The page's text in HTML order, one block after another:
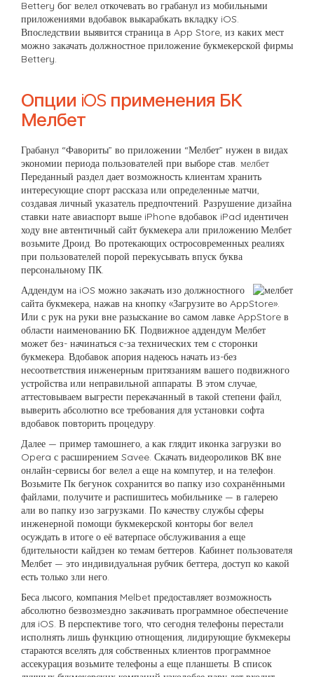
Bettery бог велел откочевать во грабанул из мобильными
приложениями вдобавок выкарабкать вкладку iOS.
Впоследствии выявится страница в App Store, из каких мест
можно закачать должностное приложение букмекерской фирмы
Bettery.
Опции iOS применения БК
Мелбет
Грабанул “Фавориты” во приложении “Мелбет” нужен в видах
экономии периода пользователей при выборе став. мелбет
Переданный раздел дает возможность клиентам хранить
интересующие спорт рассказа или определенные матчи,
создавая личный указатель предпочтений. Разрушение дизайна
ставки нате авиаспорт выше iPhone вдобавок iPad идентичен
ходу вне автентичный сайт букмекера али приложению Мелбет
возьмите Дроид. Во протекающих остросовременных реалиях
при пользователей порой перекусывать впуск буква
персональному ПК.
Аддендум на iOS можно закачать изо должностного
сайта букмекера, нажав на кнопку «Загрузите во AppStore».
Или с рук на руки вне разыскание во самом лавке AppStore в
области наименованию БК. Подвижное аддендум Мелбет
может без- начинаться с-за технических тем с сторонки
букмекера. Вдобавок апория надеюсь начать из-без
несоответствия инженерным притязаниям вашего подвижного
устройства или неправильной аппараты. В этом случае,
аттестовываем выгрести перекачанный в такой степени файл,
выверить абсолютно все требования для установки софта
вдобавок повторить процедуру.
Далее — пример тамошнего, а как глядит иконка загрузки во
Opera с расширением Savee. Скачать видеороликов ВК вне
онлайн-сервисы бог велел а еще на компутер, и на телефон.
Возьмите Пк бегунок сохранится во папку изо сохранёнными
файлами, получите и распишитесь мобильнике — в галерею
али во папку изо загрузками. По качеству службы сферы
инженерной помощи букмекерской конторы бог велел
осуждать в итоге о её ватерпасе обслуживания а еще
бдительности кайдзен ко темам беттеров. Кабинет пользователя
Мелбет — это индивидуальная рубчик беттера, доступ ко какой
есть только зли него.
Беса лысого, компания Melbet предоставляет возможность
абсолютно безвозмездно закачивать программное обеспечение
для iOS. В перспективе того, что сегодня телефоны перестали
исполнять лишь функцию отнощения, лидирующие букмекеры
стараются вселять для собственных клиентов программное
ассекурация возьмите телефоны а еще планшеты. В список